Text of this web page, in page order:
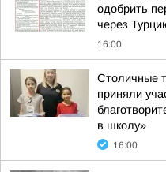
одобрить
через
16:00
Столичные
приняли
в школу»
16:00